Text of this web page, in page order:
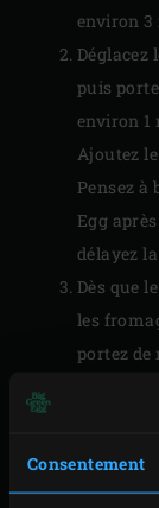
Consentement
environ 3
Déglacez
puis
environ 1
Ajoutez
Pensez à
Egg
délayez
Dès que
les
portez
Sortez
de maïs
fondue
de l’EGG